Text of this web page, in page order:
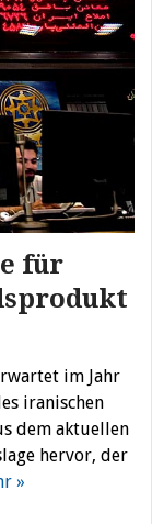
für
im Jahr
iranischen
dem aktuellen
hervor, der
»